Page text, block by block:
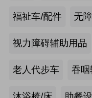
福祉车/配件 无
视力障碍辅助用品
老人代步车 吞咽
来源:养老福祉圈
焕
友